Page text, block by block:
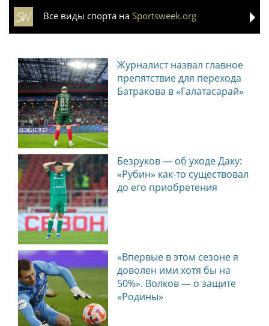
Все виды спорта на Sportsweek.org
Журналист назвал главное
препятствие для перехода
Батракова в «Галатасарай»
Безруков — об уходе Даку:
«Рубин» как-то существовал
до его приобретения
«Впервые в этом сезоне я
доволен ими хотя бы на
50%». Волков — о защите
«Родины»